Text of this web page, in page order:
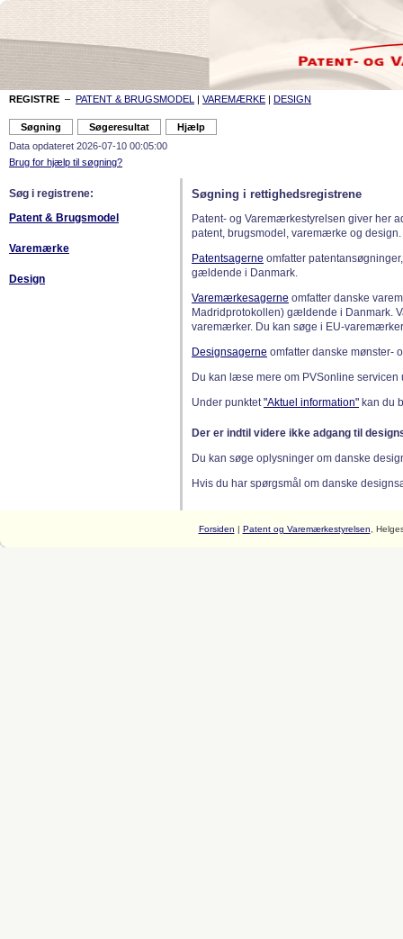
REGISTRE – PATENT & BRUGSMODEL | VAREMÆRKE | DESIGN
Data opdateret 2026-07-10 00:05:00
Brug for hjælp til søgning?
Søg i registrene:
Patent & Brugsmodel
Varemærke
Design
Søgning i rettighedsregistrene
Patent- og Varemærkestyrelsen giver her
patent, brugsmodel, varemærke og design.
Patentsagerne omfatter
gældende i Danmark.
Varemærkesagerne omfatter danske
Madridprotokollen) gældende i Danmark.
varemærker. Du kan søge i EU-
Designsagerne omfatter danske mønster-
Du kan læse mere om PVSonline
Under punktet"Aktuel information" kan du
Der er indtil videre ikke adgang til
Du kan søge oplysninger om danske
Hvis du har spørgsmål om danske
Forsiden | Patent og Varemærkestyrelsen ,